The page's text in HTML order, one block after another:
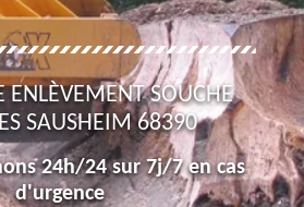
ENLÈVEMENT SOUCHE
SAUSHEIM 68390
24h/24 sur 7j/7 en cas
d'urgence